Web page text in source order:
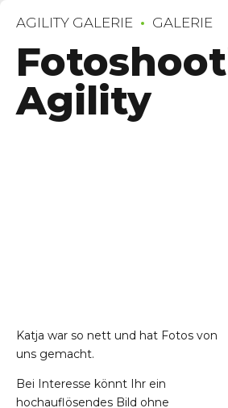
AGILITY GALERIE GALERIE
Agility
Katja war so nett und hat Fotos von
uns gemacht.
Bei Interesse könnt Ihr ein
hochauflösendes Bild ohne